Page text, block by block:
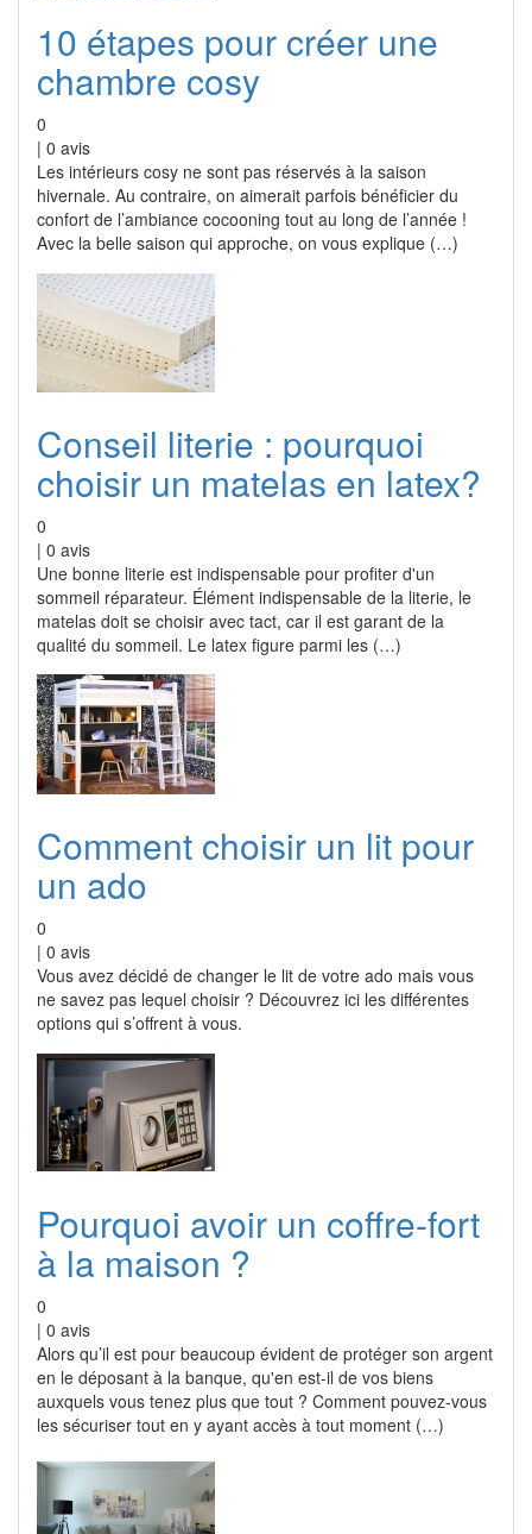
10 étapes pour créer une
chambre cosy
0
| 0 avis
Les intérieurs cosy ne sont pas réservés à la saison
hivernale. Au contraire, on aimerait parfois bénéficier du
confort de l’ambiance cocooning tout au long de l’année !
Avec la belle saison qui approche, on vous explique (…)
Conseil literie : pourquoi
choisir un matelas en latex?
0
| 0 avis
Une bonne literie est indispensable pour profiter d'un
sommeil réparateur. Élément indispensable de la literie, le
matelas doit se choisir avec tact, car il est garant de la
qualité du sommeil. Le latex figure parmi les (…)
Comment choisir un lit pour
un ado
0
| 0 avis
Vous avez décidé de changer le lit de votre ado mais vous
ne savez pas lequel choisir ? Découvrez ici les différentes
options qui s’offrent à vous.
Pourquoi avoir un coffre-fort
à la maison ?
0
| 0 avis
Alors qu’il est pour beaucoup évident de protéger son argent
en le déposant à la banque, qu'en est-il de vos biens
auxquels vous tenez plus que tout ? Comment pouvez-vous
les sécuriser tout en y ayant accès à tout moment (…)